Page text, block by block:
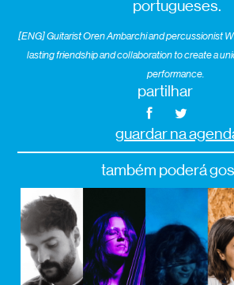
portugueses.
[ENG] Guitarist Oren Ambarchi and percussionist
lasting friendship and collaboration to create a
performance.
partilhar
guardar na
também poderá